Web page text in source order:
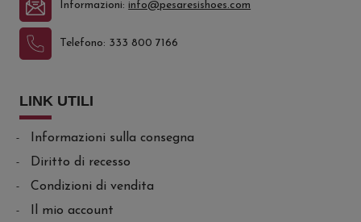
Informazioni:info@pesaresishoes.com
Telefono: 333 800 7166
LINK UTILI
Informazioni sulla consegna
Diritto di recesso
Condizioni di vendita
Il mio account